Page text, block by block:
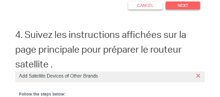
4. Suivez les instructions affichées sur la
page principale pour préparer le routeur
satellite .